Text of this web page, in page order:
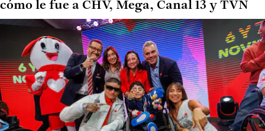
cómo le fue a CHV, Mega, Canal 13 y TVN